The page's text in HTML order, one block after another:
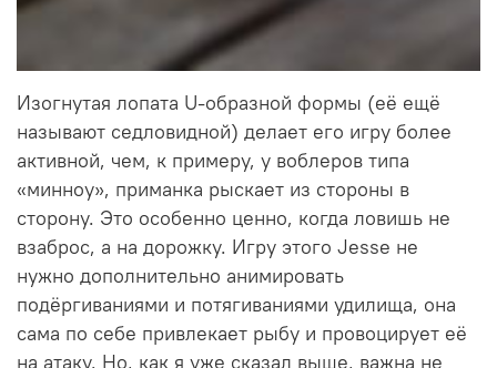
Изогнутая лопата U-образной формы (её ещё
называют седловидной) делает его игру более
активной, чем, к примеру, у воблеров типа
«минноу», приманка рыскает из стороны в
сторону. Это особенно ценно, когда ловишь не
взаброс, а на дорожку. Игру этого Jesse не
нужно дополнительно анимировать
подёргиваниями и потягиваниями удилища, она
сама по себе привлекает рыбу и провоцирует её
на атаку. Но, как я уже сказал выше, важна не